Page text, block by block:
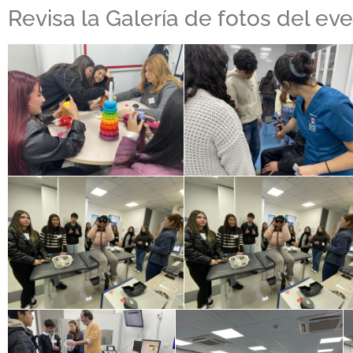
Revisa la Galería de fotos del